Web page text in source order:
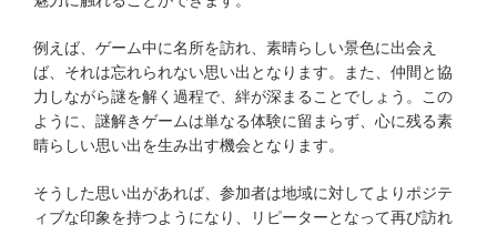
例えば、ゲーム中に名所を訪れ、素晴らしい景色に出会え
ば、それは忘れられない思い出となります。また、仲間と協
力しながら謎を解く過程で、絆が深まることでしょう。この
ように、謎解きゲームは単なる体験に留まらず、心に残る素
晴らしい思い出を生み出す機会となります。
そうした思い出があれば、参加者は地域に対してよりポジテ
ィブな印象を持つようになり、リピーターとなって再び訪れ